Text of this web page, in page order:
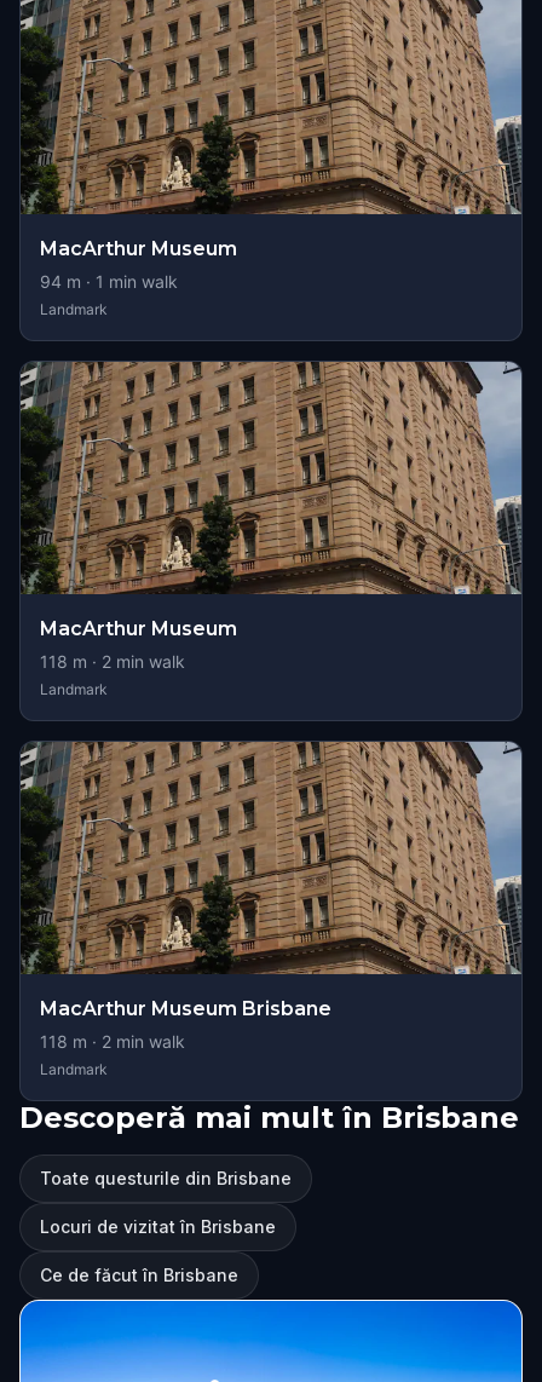
MacArthur Museum
94 m · 1 min walk
Landmark
MacArthur Museum
118 m · 2 min walk
Landmark
MacArthur Museum Brisbane
118 m · 2 min walk
Landmark
Descoperă mai mult în Brisbane
Toate questurile din Brisbane
Locuri de vizitat în Brisbane
Ce de făcut în Brisbane